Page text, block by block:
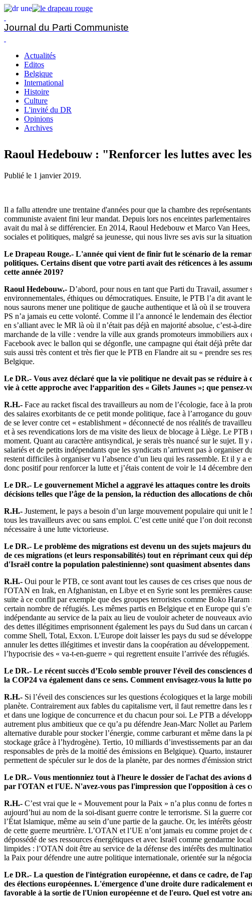
Journal du Parti Communiste
Actualités
Editos
Belgique
International
Histoire
Culture
L'invité du DR
Opinions
Archives
Raoul Hedebouw : "Renforcer les luttes avec
Publié le 1 janvier 2019.
Il a fallu attendre une trentaine d'années pour que la chambre des
communiste avaient fini leur mandat. Depuis lors nos enceintes
avait du mal à se différencier. En 2014, Raoul Hedebouw et Marco Van
sociales et politiques, malgré sa jeunesse, qui nous livre ses avis sur la
Le Drapeau Rouge.- L'année qui vient de finir fut le scénario de la
politiques. Certains disent que votre parti avait des réticences à les
cette année 2019?
Raoul Hedebouw.- D’abord, pour nous en tant que Parti du Travail, assumer
environnementales, éthiques ou démocratiques. Ensuite, le PTB l’a dit avant
nous saurons mener une politique de gauche authentique et là où il se
PS n’a jamais eu cette volonté. Comme il l’a annoncé le lendemain des
en s’alliant avec le MR là où il n’était pas déjà en majorité absolue, c’est-à-
marchande de la ville : vendre la ville aux grands promoteurs immobiliers aux
Facebook avec le ballon qui se dégonfle, une campagne qui était déjà prête
suis aussi très content et très fier que le PTB en Flandre ait su « prendre ses
Belgique.
Le DR.- Vous avez déclaré que la vie politique ne devait pas se réduire
vie à cette approche avec l‘apparition des « Gilets Jaunes »; que
R.H.- Face au racket fiscal des travailleurs au nom de l’écologie, face à la
des salaires exorbitants de ce petit monde politique, face à l’arrogance du
de se lever contre cet « establishment » déconnecté de nos réalités de
et à ses revendications lors de ma visite des lieux de blocage à Liège. Le
moment. Quant au caractère antisyndical, je serais très nuancé sur le sujet. Il
salariés et de petits indépendants que les syndicats n’arrivent pas à
restent difficiles à organiser vu l’absence d’un lieu qui les rassemble. Et il y
donc positif pour renforcer la lutte et j’étais content de voir le 14 décembre
Le DR.- Le gouvernement Michel a aggravé les attaques contre les
décisions telles que l’âge de la pension, la réduction des allocations de
R.H.- Justement, le pays a besoin d’un large mouvement populaire qui unit
tous les travailleurs avec ou sans emploi. C’est cette unité que l’on doit
nécessaire à une lutte victorieuse.
Le DR.- Le problème des migrations est devenu un des sujets majeurs
de ces migrations (et leurs responsabilités) tout en réprimant ceux qui
d'Israël contre la population palestinienne) sont quasiment absentes
R.H.- Oui pour le PTB, ce sont avant tout les causes de ces crises que nous
l'OTAN en Irak, en Afghanistan, en Libye et en Syrie sont les premières
suite à ce conflit par exemple que des groupes terroristes comme Boko
certain nombre de réfugiés. Les mêmes partis en Belgique et en Europe qui
indépendante au service de la paix au lieu de vouloir acheter de nouveaux
des dettes illégitimes emprisonnent également les pays du Sud dans un
comme Shell, Total, Exxon. L'Europe doit laisser les pays du sud se
annuler les dettes illégitimes et investir dans la coopération au
l’hypocrisie des « va-t-en-guerre » qui regrettent ensuite l’arrivée des réfugiés.
Le DR.- Le récent succès d’Ecolo semble prouver l'éveil des
la COP24 va également dans ce sens. Comment envisagez-vous la lutte
R.H.- Si l’éveil des consciences sur les questions écologiques et la large
planète. Contrairement aux fables du capitalisme vert, il faut remettre dans
et dans une logique de concurrence et du chacun pour soi. Le PTB a
autrement plus ambitieux que ce qu’a pu défendre Jean-Marc Nollet au
alternative durable pour stocker l’énergie, comme carburant et même dans la
stockage grâce à l’hydrogène). Tertio, 10 milliards d’investissements par an
responsables de près de la moitié des émissions en Belgique). Quarto,
permettent de spéculer sur le dos de la planète, par des normes d'émission
Le DR.- Vous mentionniez tout à l'heure le dossier de l'achat des avions
par l'OTAN et l'UE. N'avez-vous pas l'impression que l'opposition à ces
R.H.- C’est vrai que le « Mouvement pour la Paix » n’a plus connu de fortes
aujourd’hui au nom de la soi-disant guerre contre le terrorisme. Si la guerre
l’État Islamique, même au sein d’une partie de la gauche. Or, les intérêts
de cette guerre meurtrière. L’OTAN et l’UE n’ont jamais eu comme projet
dépossédé de ses ressources énergétiques et avec Israël comme gendarme
limpides : l’OTAN doit être au service de la défense des intérêts des
la Paix pour défendre une autre politique internationale, orientée sur la
Le DR.- La question de l'intégration européenne, et dans ce cadre, de
des élections européennes. L'émergence d'une droite dure
favorable à la sortie de l'Union européenne et de l'euro. Quel est votre